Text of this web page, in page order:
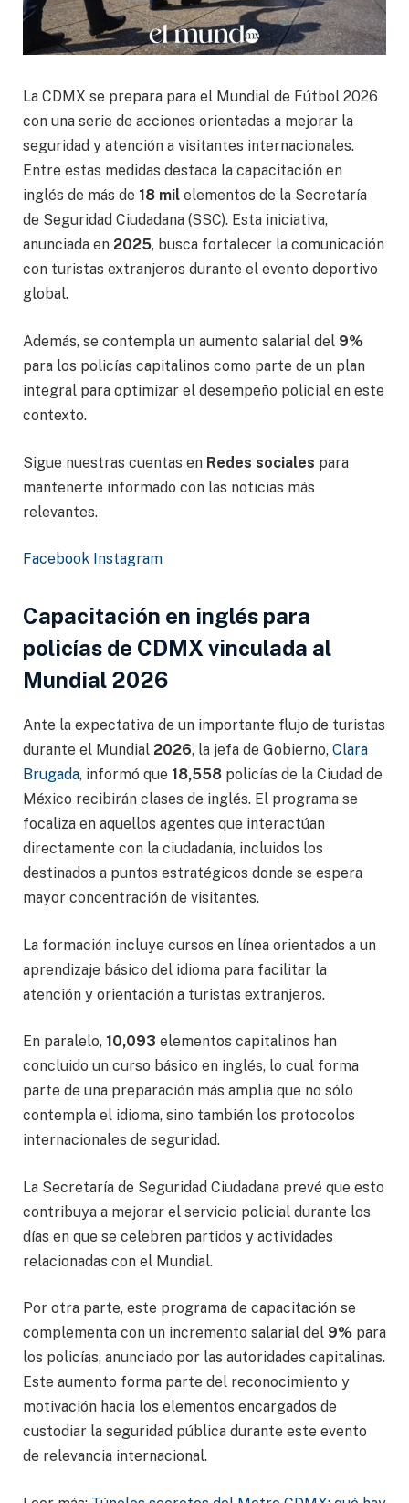
La CDMX se prepara para el Mundial de Fútbol 2026
con una serie de acciones orientadas a mejorar la
seguridad y atención a visitantes internacionales.
Entre estas medidas destaca la capacitación en
inglés de más de 18 mil elementos de la Secretaría
de Seguridad Ciudadana (SSC). Esta iniciativa,
anunciada en 2025, busca fortalecer la comunicación
con turistas extranjeros durante el evento deportivo
global.
Además, se contempla un aumento salarial del 9%
para los policías capitalinos como parte de un plan
integral para optimizar el desempeño policial en este
contexto.
Sigue nuestras cuentas en Redes sociales para
mantenerte informado con las noticias más
relevantes.
Facebook Instagram
Capacitación en inglés para
policías de CDMX vinculada al
Mundial 2026
Ante la expectativa de un importante flujo de turistas
durante el Mundial 2026, la jefa de Gobierno, Clara
Brugada, informó que 18,558 policías de la Ciudad de
México recibirán clases de inglés. El programa se
focaliza en aquellos agentes que interactúan
directamente con la ciudadanía, incluidos los
destinados a puntos estratégicos donde se espera
mayor concentración de visitantes.
La formación incluye cursos en línea orientados a un
aprendizaje básico del idioma para facilitar la
atención y orientación a turistas extranjeros.
En paralelo, 10,093 elementos capitalinos han
concluido un curso básico en inglés, lo cual forma
parte de una preparación más amplia que no sólo
contempla el idioma, sino también los protocolos
internacionales de seguridad.
La Secretaría de Seguridad Ciudadana prevé que esto
contribuya a mejorar el servicio policial durante los
días en que se celebren partidos y actividades
relacionadas con el Mundial.
Por otra parte, este programa de capacitación se
complementa con un incremento salarial del 9% para
los policías, anunciado por las autoridades capitalinas.
Este aumento forma parte del reconocimiento y
motivación hacia los elementos encargados de
custodiar la seguridad pública durante este evento
de relevancia internacional.